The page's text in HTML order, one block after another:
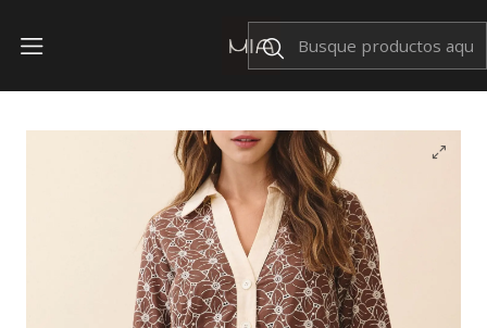
Envíos Nacionales $199
Vestido Kinsley Estampado